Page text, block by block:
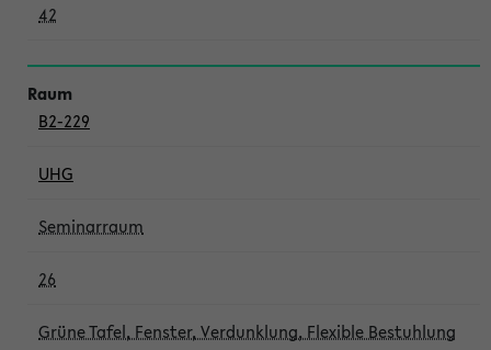
42
B2-229
UHG
Seminarraum
26
Grüne Tafel, Fenster, Verdunklung, Flexible Bestuhlung